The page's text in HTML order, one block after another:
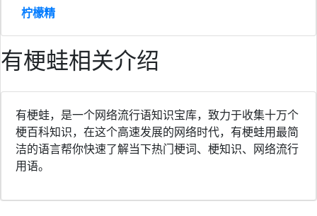
有梗蛙相关介绍
有梗蛙，是一个网络流行语知识宝库，致力于收集十万个
梗百科知识，在这个高速发展的网络时代，有梗蛙用最简
洁的语言帮你快速了解当下热门梗词、梗知识、网络流行
用语。